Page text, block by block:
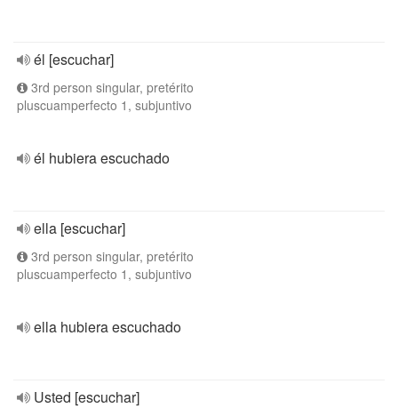
él [escuchar]
3rd person singular, pretérito
pluscuamperfecto 1, subjuntivo
él hubiera escuchado
ella [escuchar]
3rd person singular, pretérito
pluscuamperfecto 1, subjuntivo
ella hubiera escuchado
Usted [escuchar]